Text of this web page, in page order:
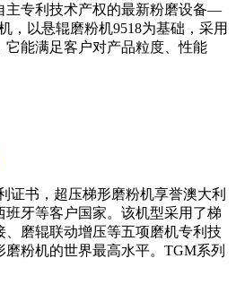
主专利技术产权的最新粉磨设备—
，以悬辊磨粉机9518为基础，采用
它能满足客户对产品粒度、性能
证书，超压梯形磨粉机享誉澳大利
班牙等客户国家。该机型采用了梯
、磨辊联动增压等五项磨机专利技
粉机的世界最高水平。TGM系列